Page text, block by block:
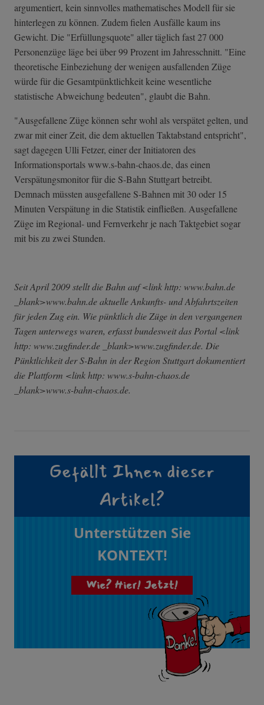
argumentiert, kein sinnvolles mathematisches Modell für sie
hinterlegen zu können. Zudem fielen Ausfälle kaum ins
Gewicht. Die "Erfüllungsquote" aller täglich fast 27 000
Personenzüge läge bei über 99 Prozent im Jahresschnitt. "Eine
theoretische Einbeziehung der wenigen ausfallenden Züge
würde für die Gesamtpünktlichkeit keine wesentliche
statistische Abweichung bedeuten", glaubt die Bahn.
"Ausgefallene Züge können sehr wohl als verspätet gelten, und
zwar mit einer Zeit, die dem aktuellen Taktabstand entspricht",
sagt dagegen Ulli Fetzer, einer der Initiatoren des
Informationsportals www.s-bahn-chaos.de, das einen
Verspätungsmonitor für die S-Bahn Stuttgart betreibt.
Demnach müssten ausgefallene S-Bahnen mit 30 oder 15
Minuten Verspätung in die Statistik einfließen. Ausgefallene
Züge im Regional- und Fernverkehr je nach Taktgebiet sogar
mit bis zu zwei Stunden.
Seit April 2009 stellt die Bahn auf <link http: www.bahn.de
_blank>www.bahn.de aktuelle Ankunfts- und Abfahrtszeiten
für jeden Zug ein. Wie pünktlich die Züge in den vergangenen
Tagen unterwegs waren, erfasst bundesweit das Portal <link
http: www.zugfinder.de _blank>www.zugfinder.de. Die
Pünktlichkeit der S-Bahn in der Region Stuttgart dokumentiert
die Plattform <link http: www.s-bahn-chaos.de
_blank>www.s-bahn-chaos.de.
Gefällt Ihnen dieser
Artikel?
Unterstützen Sie
KONTEXT!
Wie? Hier! Jetzt!